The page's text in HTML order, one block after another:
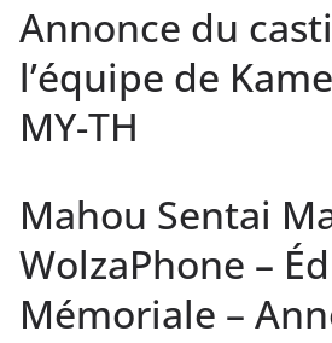
Annonce du
l’équipe de
MY-TH
Mahou Sentai
WolzaPhone –
Mémoriale –